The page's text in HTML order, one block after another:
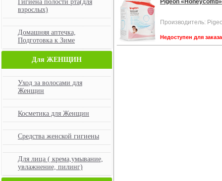
Гигиена полости рта(для
взрослых)
Домашняя аптечка,
Подготовка к Зиме
Для ЖЕНЩИН
Уход за волосами для
Женщин
Косметика для Женщин
Средства женской гигиены
Для лица ( крема,умывание,
увлажнение, пилинг)
Pigeon
Производитель:
Недоступен для